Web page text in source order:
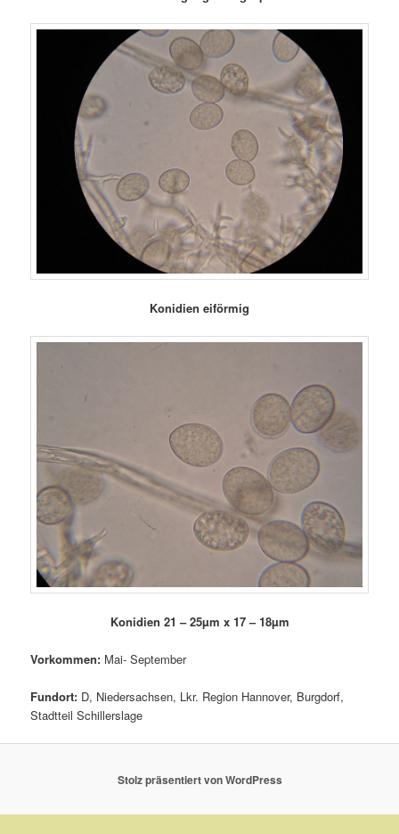
Konidien eiförmig
Konidien 21 – 25µm x 17 – 18µm
Vorkommen: Mai- September
Fundort: D, Niedersachsen, Lkr. Region Hannover, Burgdorf,
Stadtteil Schillerslage
Stolz präsentiert von WordPress